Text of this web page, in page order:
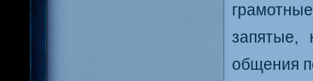
запятые,
общения